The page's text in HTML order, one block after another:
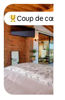
sur la
Coups de cœur
Coup de cœur